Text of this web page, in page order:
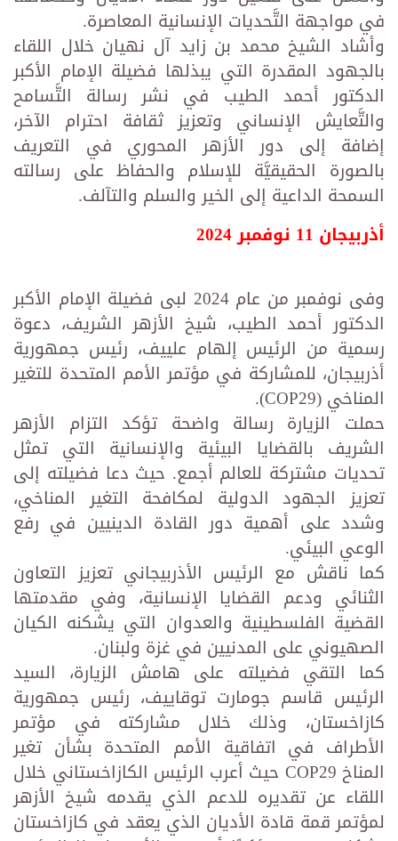
في مواجهة التَّحديات الإنسانية المعاصرة.
وأشاد الشيخ محمد بن زايد آل نهيان خلال اللقاء
بالجهود المقدرة التي يبذلها فضيلة الإمام الأكبر
الدكتور أحمد الطيب في نشر رسالة التَّسامح
والتَّعايش الإنساني وتعزيز ثقافة احترام الآخر،
إضافة إلى دور الأزهر المحوري في التعريف
بالصورة الحقيقيَّة للإسلام والحفاظ على رسالته
السمحة الداعية إلى الخير والسلم والتآلف.
أذربيجان 11 نوفمبر 2024
وفى نوفمبر من عام 2024 لبى فضيلة الإمام الأكبر
الدكتور أحمد الطيب، شيخ الأزهر الشريف، دعوة
رسمية من الرئيس إلهام علييف، رئيس جمهورية
أذربيجان، للمشاركة في مؤتمر الأمم المتحدة للتغير
المناخي (COP29).
حملت الزيارة رسالة واضحة تؤكد التزام الأزهر
الشريف بالقضايا البيئية والإنسانية التي تمثل
تحديات مشتركة للعالم أجمع. حيث دعا فضيلته إلى
تعزيز الجهود الدولية لمكافحة التغير المناخي،
وشدد على أهمية دور القادة الدينيين في رفع
الوعي البيئي.
كما ناقش مع الرئيس الأذربيجاني تعزيز التعاون
الثنائي ودعم القضايا الإنسانية، وفي مقدمتها
القضية الفلسطينية والعدوان التي يشكنه الكيان
الصهيوني على المدنيين في غزة ولبنان.
كما التقي فضيلته على هامش الزيارة، السيد
الرئيس قاسم جومارت توقاييف، رئيس جمهورية
كازاخستان، وذلك خلال مشاركته في مؤتمر
الأطراف في اتفاقية الأمم المتحدة بشأن تغير
المناخ COP29 حيث أعرب الرئيس الكازاخستاني خلال
اللقاء عن تقديره للدعم الذي يقدمه شيخ الأزهر
لمؤتمر قمة قادة الأديان الذي يعقد في كازاخستان